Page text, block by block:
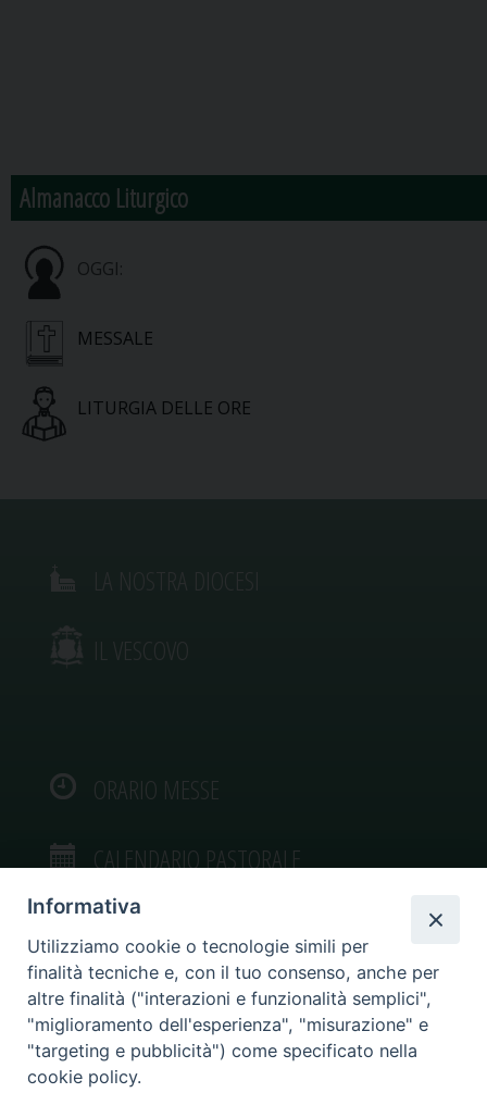
Almanacco Liturgico
OGGI:
MESSALE
LITURGIA DELLE ORE
IL VESCOVO
ORARIO MESSE
CALENDARIO PASTORALE
VIDEOGALLERY
PHOTOGALLERY
Informativa
Utilizziamo cookie o tecnologie simili per
finalità tecniche e, con il tuo consenso, anche per
altre finalità ("interazioni e funzionalità semplici",
"miglioramento dell'esperienza", "misurazione" e
"targeting e pubblicità") come specificato nella
cookie policy.